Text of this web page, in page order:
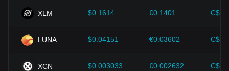
XLM $0.1614 €0.1401
LUNA $0.04151 €0.03602
XCN $0.003033 €0.002632